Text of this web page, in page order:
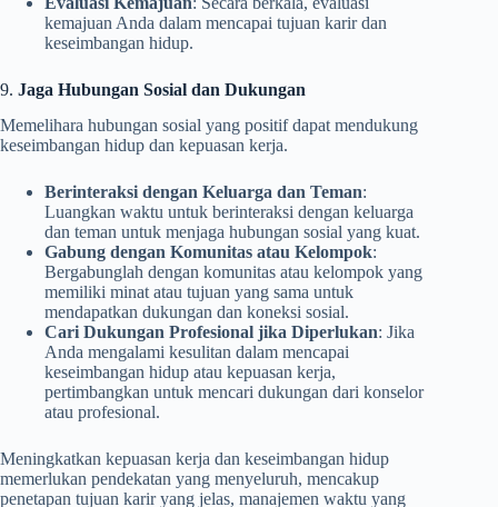
kemajuan Anda dalam mencapai tujuan karir dan
keseimbangan hidup.
9. Jaga Hubungan Sosial dan Dukungan
Memelihara hubungan sosial yang positif dapat mendukung
keseimbangan hidup dan kepuasan kerja.
Berinteraksi dengan Keluarga dan Teman:
Luangkan waktu untuk berinteraksi dengan keluarga
dan teman untuk menjaga hubungan sosial yang kuat.
Gabung dengan Komunitas atau Kelompok:
Bergabunglah dengan komunitas atau kelompok yang
memiliki minat atau tujuan yang sama untuk
mendapatkan dukungan dan koneksi sosial.
Cari Dukungan Profesional jika Diperlukan: Jika
Anda mengalami kesulitan dalam mencapai
keseimbangan hidup atau kepuasan kerja,
pertimbangkan untuk mencari dukungan dari konselor
atau profesional.
Meningkatkan kepuasan kerja dan keseimbangan hidup
memerlukan pendekatan yang menyeluruh, mencakup
penetapan tujuan karir yang jelas, manajemen waktu yang